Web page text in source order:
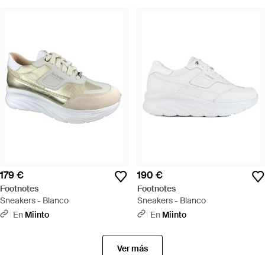
179 €
Footnotes
Sneakers - Blanco
En Miinto
190 €
Footnotes
Sneakers - Blanco
En Miinto
Ver más